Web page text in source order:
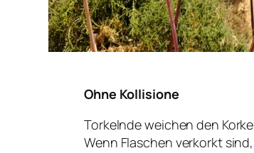
Ohne Kollisione
Torkelnde weichen den
Wenn Flaschen verkorkt